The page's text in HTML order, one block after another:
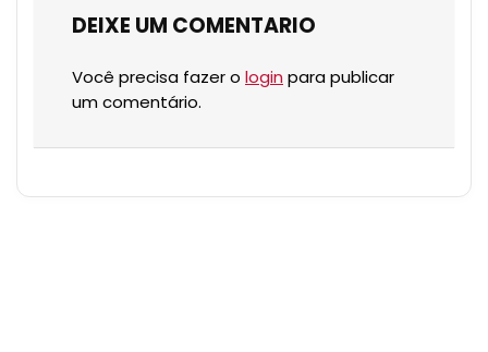
DEIXE UM COMENTARIO
Você precisa fazer o login para publicar
um comentário.